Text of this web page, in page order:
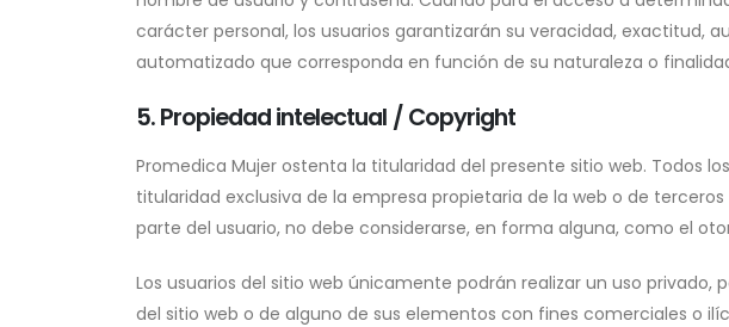
carácter personal, los usuarios garantizarán su veracidad, exactitud,
automatizado que corresponda en función de su naturaleza o
5. Propiedad intelectual / Copyright
Promedica Mujer ostenta la titularidad del presente sitio web. Todos
titularidad exclusiva de la empresa propietaria de la web o de
parte del usuario, no debe considerarse, en forma alguna, como el
Los usuarios del sitio web únicamente podrán realizar un uso
del sitio web o de alguno de sus elementos con fines comerciales o